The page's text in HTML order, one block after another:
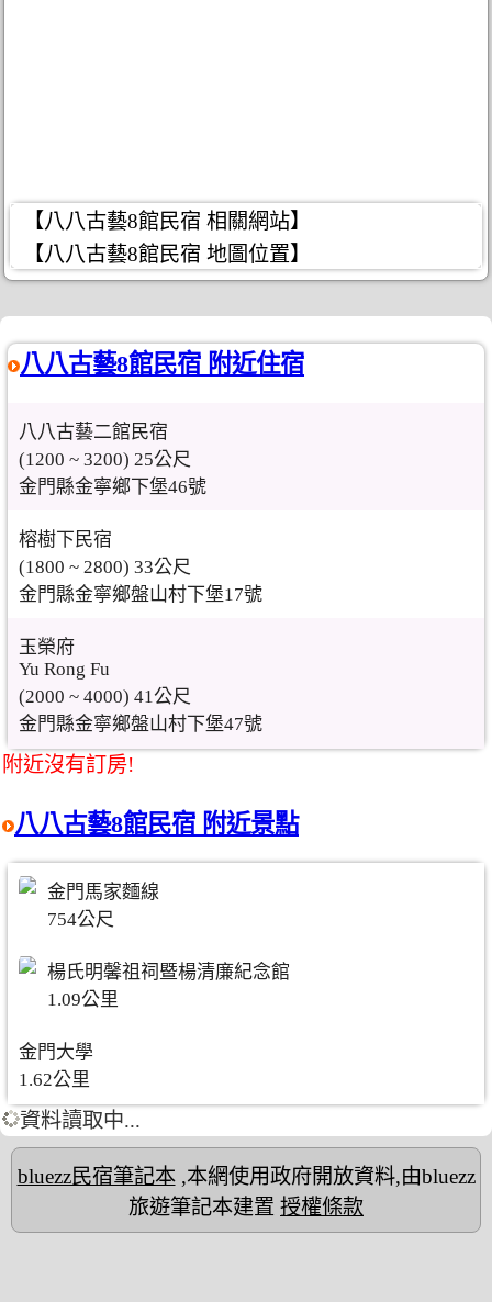
【八八古藝8館民宿 相關網站】
【八八古藝8館民宿 地圖位置】
八八古藝8館民宿 附近住宿
八八古藝二館民宿
(1200 ~ 3200) 25公尺
金門縣金寧鄉下堡46號
榕樹下民宿
(1800 ~ 2800) 33公尺
金門縣金寧鄉盤山村下堡17號
玉榮府
Yu Rong Fu
(2000 ~ 4000) 41公尺
金門縣金寧鄉盤山村下堡47號
附近沒有訂房!
八八古藝8館民宿 附近景點
金門馬家麵線
754公尺
楊氏明馨祖祠暨楊清廉紀念館
1.09公里
金門大學
1.62公里
資料讀取中...
bluezz民宿筆記本,本網使用政府開放資料,由bluezz
旅遊筆記本建置 授權條款